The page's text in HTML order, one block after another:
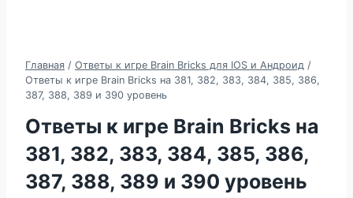
Главная / Ответы к игре Brain Bricks для IOS и Андроид /
Ответы к игре Brain Bricks на 381, 382, 383, 384, 385, 386,
387, 388, 389 и 390 уровень
Ответы к игре Brain Bricks на
381, 382, 383, 384, 385, 386,
387, 388, 389 и 390 уровень